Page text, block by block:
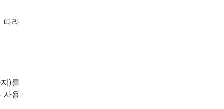
따라
)를
사용